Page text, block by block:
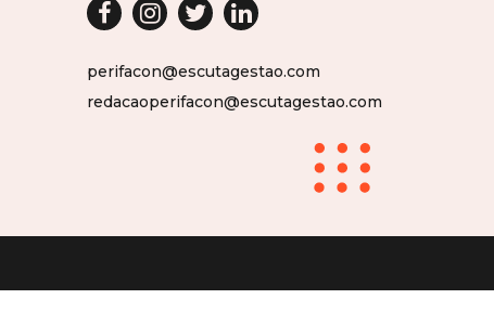
perifacon@escutagestao.com
redacaoperifacon@escutagestao.com